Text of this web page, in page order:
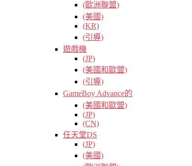
(歐洲聯盟)
(美國)
(KR)
(引導)
遊戲機
(JP)
(美國和歐盟)
(引導)
GameBoy Advance的
(美國和歐盟)
(JP)
(CN)
任天堂DS
(JP)
(美國)